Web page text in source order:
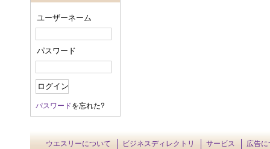
ユーザーネーム
パスワード
パスワードを忘れた?
ウエスリーについて ビジネスディレクトリ サービス
広告に